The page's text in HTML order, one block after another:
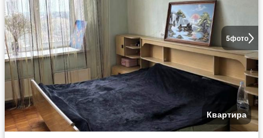
5фото
Квартира